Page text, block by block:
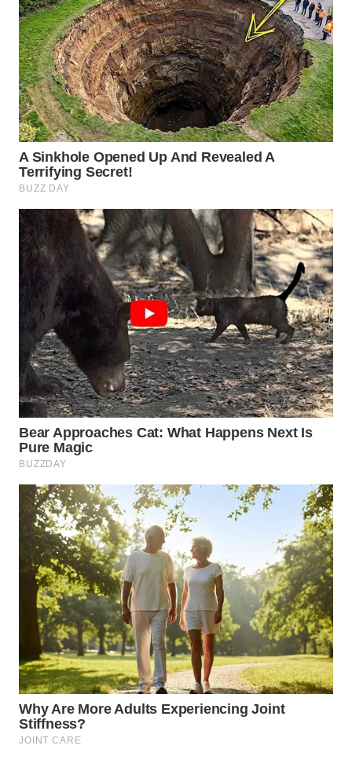
WN
LABUANBAJO
WN
BORNEO
Wahana
Media
Group
WAHANA
NEWS
WAHANA
TANI
WAHANA
ADVOKAT
WAHANA
INFRASTRUKTUR
WAHANA
KONSUMEN
WAHANA
LISTRIK
WAHANA
TRAVEL
WAHANA
TV
WAHANANEWS
ID
WAHANANEWS